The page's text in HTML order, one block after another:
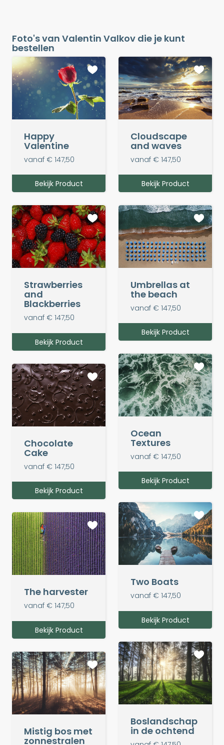
Foto's van Valentin Valkov die je kunt
bestellen
Happy
Valentine
vanaf € 147,50
Bekijk Product
Cloudscape
and waves
vanaf € 147,50
Bekijk Product
Strawberries
and
Blackberries
vanaf € 147,50
Bekijk Product
Umbrellas at
the beach
vanaf € 147,50
Bekijk Product
Ocean
Textures
vanaf € 147,50
Bekijk Product
Chocolate
Cake
vanaf € 147,50
Bekijk Product
Two Boats
vanaf € 147,50
Bekijk Product
The harvester
vanaf € 147,50
Bekijk Product
Boslandschap
in de ochtend
Mistig bos met
zonnestralen